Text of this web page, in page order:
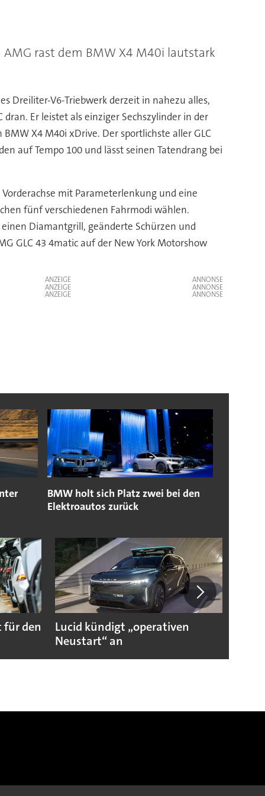
AMG rast dem BMW X4 M40i lautstark
Dreiliter-V6-Triebwerk derzeit in nahezu alles,
dran. Er leistet als einziger Sechszylinder in der
X4 M40i xDrive. Der sportlichste aller GLC
auf Tempo 100 und lässt seinen Tatendrang bei
mit Parameterlenkung und eine
fünf verschiedenen Fahrmodi wählen.
Diamantgrill, geänderte Schürzen und
GLC 43 4matic auf der New York Motorshow
ANZEIGE
ANZEIGE
ANZEIGE
BMW holt sich Platz zwei bei den
Elektroautos zurück
für den
Lucid kündigt „operativen
Neustart“ an